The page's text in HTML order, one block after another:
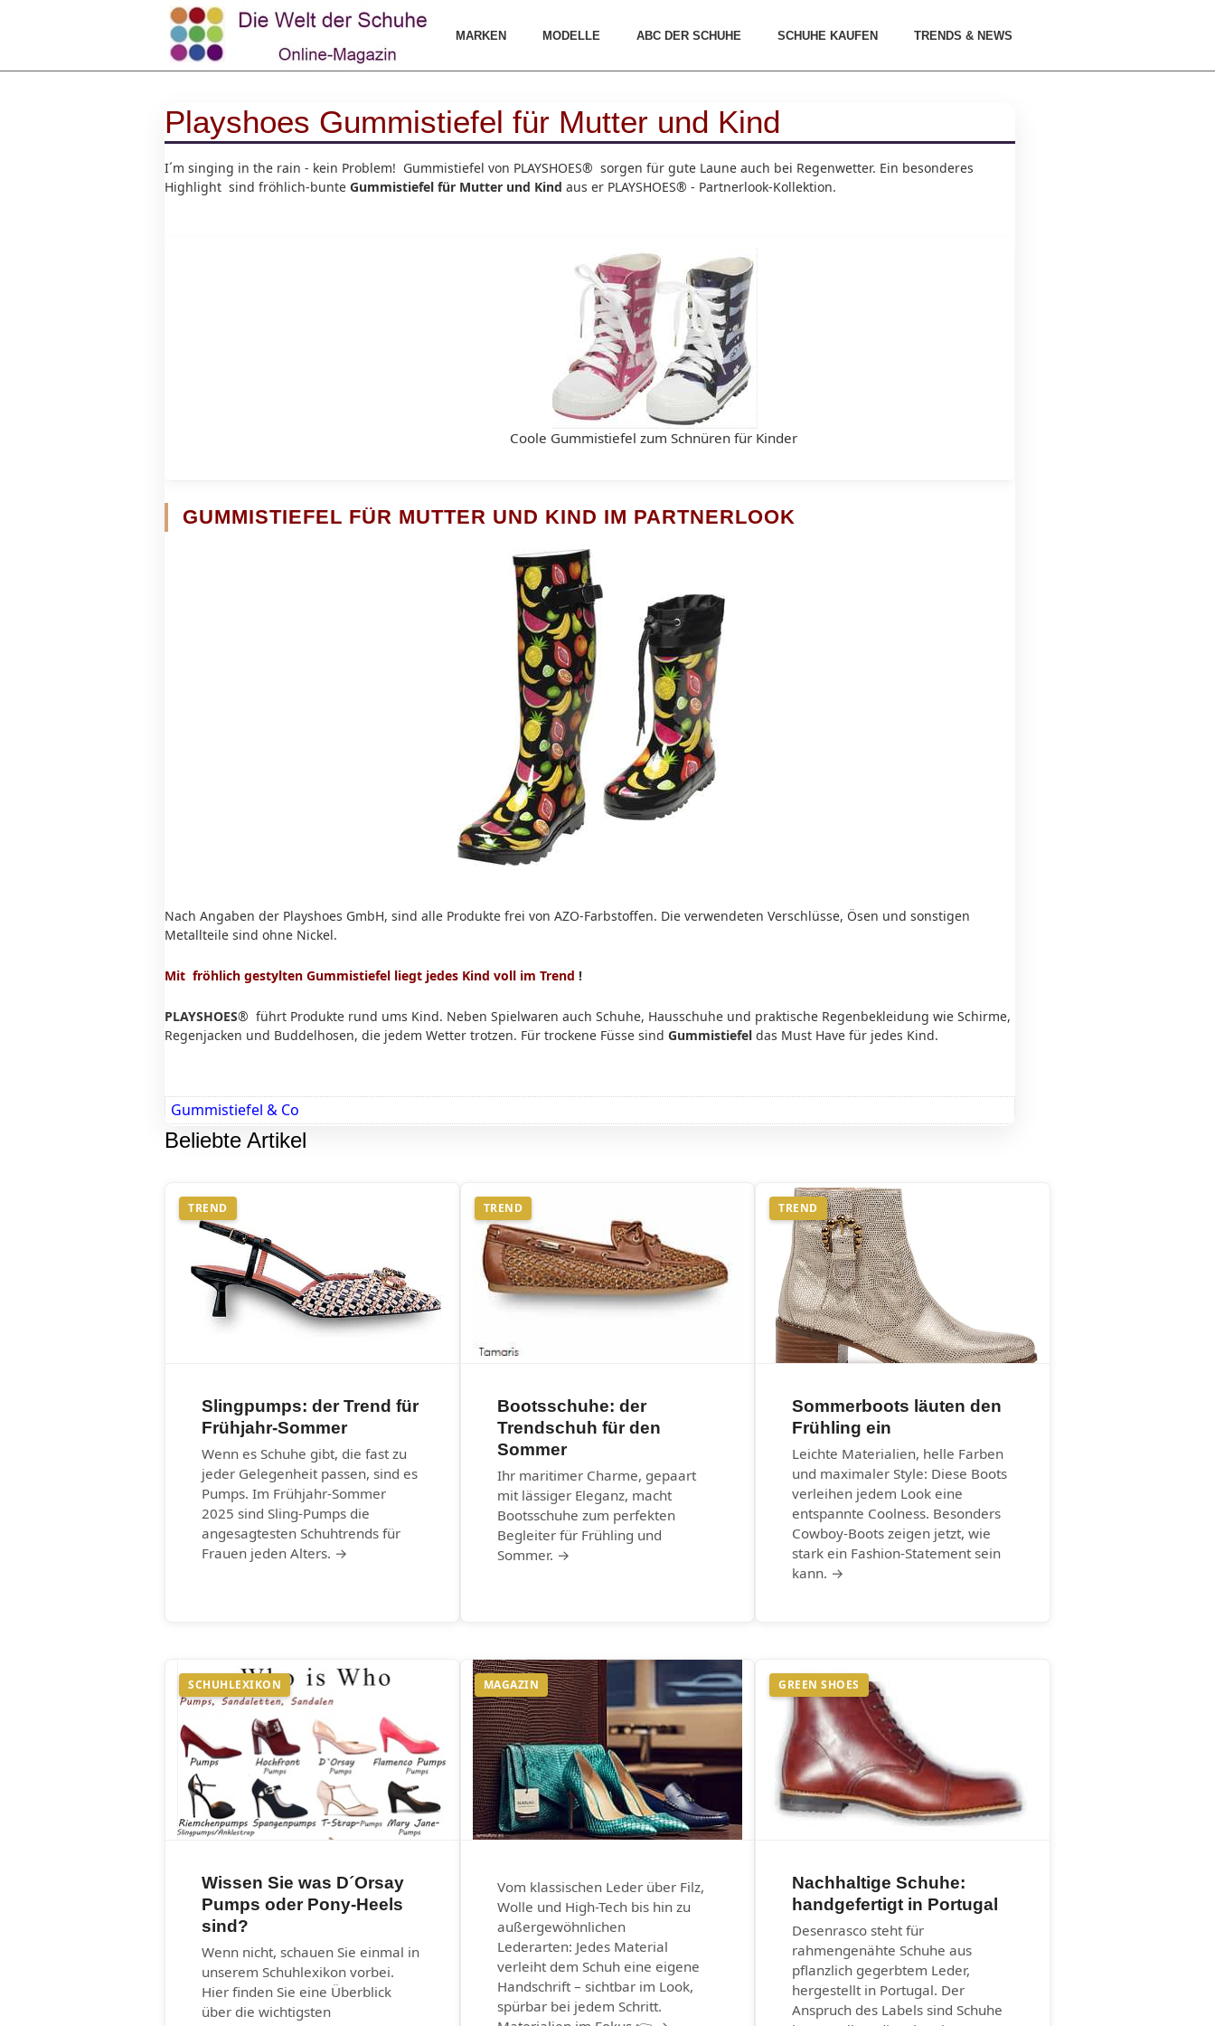
MARKEN MODELLE ABC DER SCHUHE SCHUHE KAUFEN TRENDS & NEWS
Playshoes Gummistiefel für Mutter und Kind
I´m singing in the rain - kein Problem! Gummistiefel von PLAYSHOES® sorgen für gute Laune auch bei Regenwetter. Ein besonderes
Highlight sind fröhlich-bunte Gummistiefel für Mutter und Kind aus er PLAYSHOES® - Partnerlook-Kollektion.
Coole Gummistiefel zum Schnüren für Kinder
GUMMISTIEFEL FÜR MUTTER UND KIND IM PARTNERLOOK
Nach Angaben der Playshoes GmbH, sind alle Produkte frei von AZO-Farbstoffen. Die verwendeten Verschlüsse, Ösen und sonstigen
Metallteile sind ohne Nickel.
Mit fröhlich gestylten Gummistiefel liegt jedes Kind voll im Trend !
PLAYSHOES® führt Produkte rund ums Kind. Neben Spielwaren auch Schuhe, Hausschuhe und praktische Regenbekleidung wie Schirme,
Regenjacken und Buddelhosen, die jedem Wetter trotzen. Für trockene Füsse sind Gummistiefel das Must Have für jedes Kind.
Gummistiefel & Co
Beliebte Artikel
TREND
Slingpumps: der Trend für
Frühjahr-Sommer
Wenn es Schuhe gibt, die fast zu
jeder Gelegenheit passen, sind es
Pumps. Im Frühjahr-Sommer
2025 sind Sling-Pumps die
angesagtesten Schuhtrends für
Frauen jeden Alters. →
TREND
Bootsschuhe: der
Trendschuh für den
Sommer
Ihr maritimer Charme, gepaart
mit lässiger Eleganz, macht
Bootsschuhe zum perfekten
Begleiter für Frühling und
Sommer. →
TREND
Sommerboots läuten den
Frühling ein
Leichte Materialien, helle Farben
und maximaler Style: Diese Boots
verleihen jedem Look eine
entspannte Coolness. Besonders
Cowboy-Boots zeigen jetzt, wie
stark ein Fashion-Statement sein
kann. →
SCHUHLEXIKON
Wissen Sie was D´Orsay
Pumps oder Pony-Heels
sind?
Wenn nicht, schauen Sie einmal in
unserem Schuhlexikon vorbei.
Hier finden Sie eine Überblick
über die wichtigsten
MAGAZIN
Vom klassischen Leder über Filz,
Wolle und High-Tech bis hin zu
außergewöhnlichen
Lederarten: Jedes Material
verleiht dem Schuh eine eigene
Handschrift – sichtbar im Look,
spürbar bei jedem Schritt.
GREEN SHOES
Nachhaltige Schuhe:
handgefertigt in Portugal
Desenrasco steht für
rahmengenähte Schuhe aus
pflanzlich gegerbtem Leder,
hergestellt in Portugal. Der
Anspruch des Labels sind Schuhe